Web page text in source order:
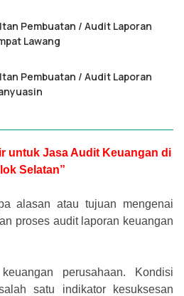
Pembuatan / Audit Laporan
Lawang
Pembuatan / Audit Laporan
untuk Jasa Audit Keuangan di
Selatan”
alasan atau tujuan mengenai
proses audit laporan keuangan
perusahaan. Kondisi
satu indikator kesuksesan